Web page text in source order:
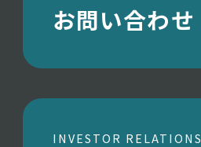
お問い合わせ
INVESTOR RELATIONS